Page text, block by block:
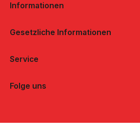
Informationen
Gesetzliche Informationen
Service
Folge uns